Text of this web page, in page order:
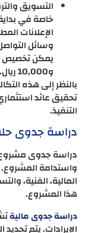
التسويق
خاصة في
الإعلانات
وسائل
و10,000 ريال.
بالنظر إلى هذه
تحقيق عائد
التنفيذ.
دراسة جدوى
دراسة جدوى مشروع
واستدامة المشروع.
المالية، الفنية،
هذا المشروع.
دراسة جدوى مالية
الإيرادات. يتم